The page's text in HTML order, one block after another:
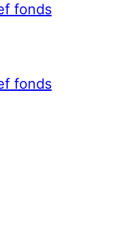
fonds
fonds